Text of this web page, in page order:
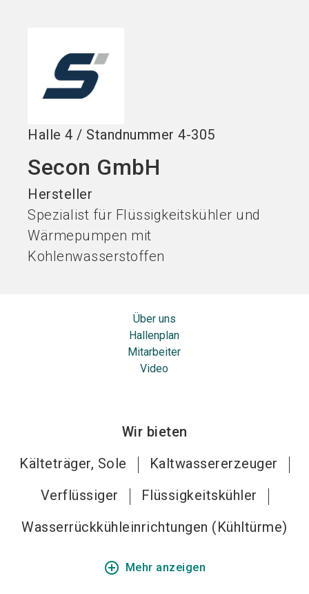
Halle 4 / Standnummer 4-305
Secon GmbH
Hersteller
Spezialist für Flüssigkeitskühler und
Wärmepumpen mit
Kohlenwasserstoffen
Über uns
Hallenplan
Mitarbeiter
Video
Wir bieten
Kälteträger, Sole
Kaltwassererzeuger
Verflüssiger
Flüssigkeitskühler
Wasserrückkühleinrichtungen (Kühltürme)
add_circle_outline Mehr anzeigen